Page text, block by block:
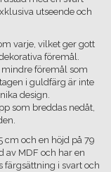
utseende och
varje, vilket ger gott
föremål.
mindre föremål som
i guldfärg är inte
design.
som breddas nedåt,
cm och en höjd på 79
av MDF och har en
färgsättning i svart och